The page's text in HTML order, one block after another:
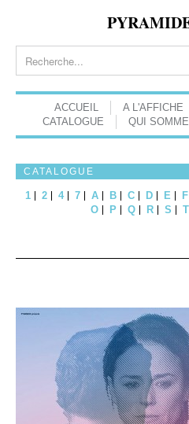
ACCUEIL A L'AFFICHE
CATALOGUE
QUI
CATALOGUE
1 2 4 7 A B C D E F
O
P Q R S T